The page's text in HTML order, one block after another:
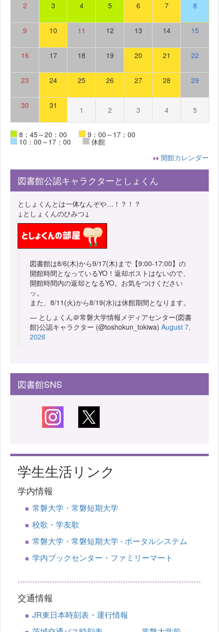
2 3 4 5 6 7 8
9 10 11 12 13 14 15
16 17 18 19 20 21 22
23 24 25 26 27 28 29
30 31 1 2 3 4 5
8：45～20：00 9：00～17：00
10：00～17：00
休館
開館カレンダー
図書館公認キャラクターとしょくん
としょくんとは一体なんぞや…！？！？
↓としょくんのひみつ↓
図書館は8/6(木)から9/17(木)まで【9:00-17:00】の
開館時間となっているYO！返却ポストはないので、
開館時間内の返却となるYO。お気をつけください
ッ。
また、8/11(火)から8/19(水)は休館期間となります。
— としょくん＠常磐大学情報メディアセンター(図書
館)公認キャラクター (@toshokun_tokiwa) August 7,
2026
図書館SNS
学生生活リンク
学内情報
常磐大学・常磐短期大学
校歌・学友歌
常磐大学・常磐短期大学 - ポータルシステム
学内ブックセンター・ファミリーマート
交通情報
JR東日本時刻表・運行情報